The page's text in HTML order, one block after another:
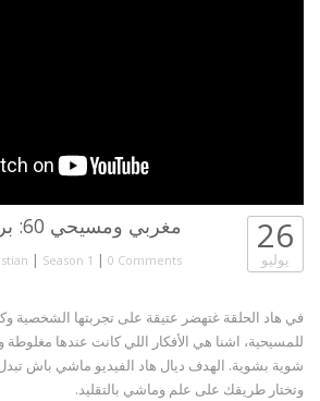
مغربي ومسيحي 60: برق وانت تقشع
| Season 1 | 0 Comments
26
يوليو
في هاد الحلقة غتهضر عتيقة على تجربتها الشخصية
للمسيحية، اشنا هي الأفكار اللي كانت عندها
شوية بشوية. الهدف ديال هاد الفيديو ماشي باش
وتختار طريقك على علم وماشي بالتقليد.